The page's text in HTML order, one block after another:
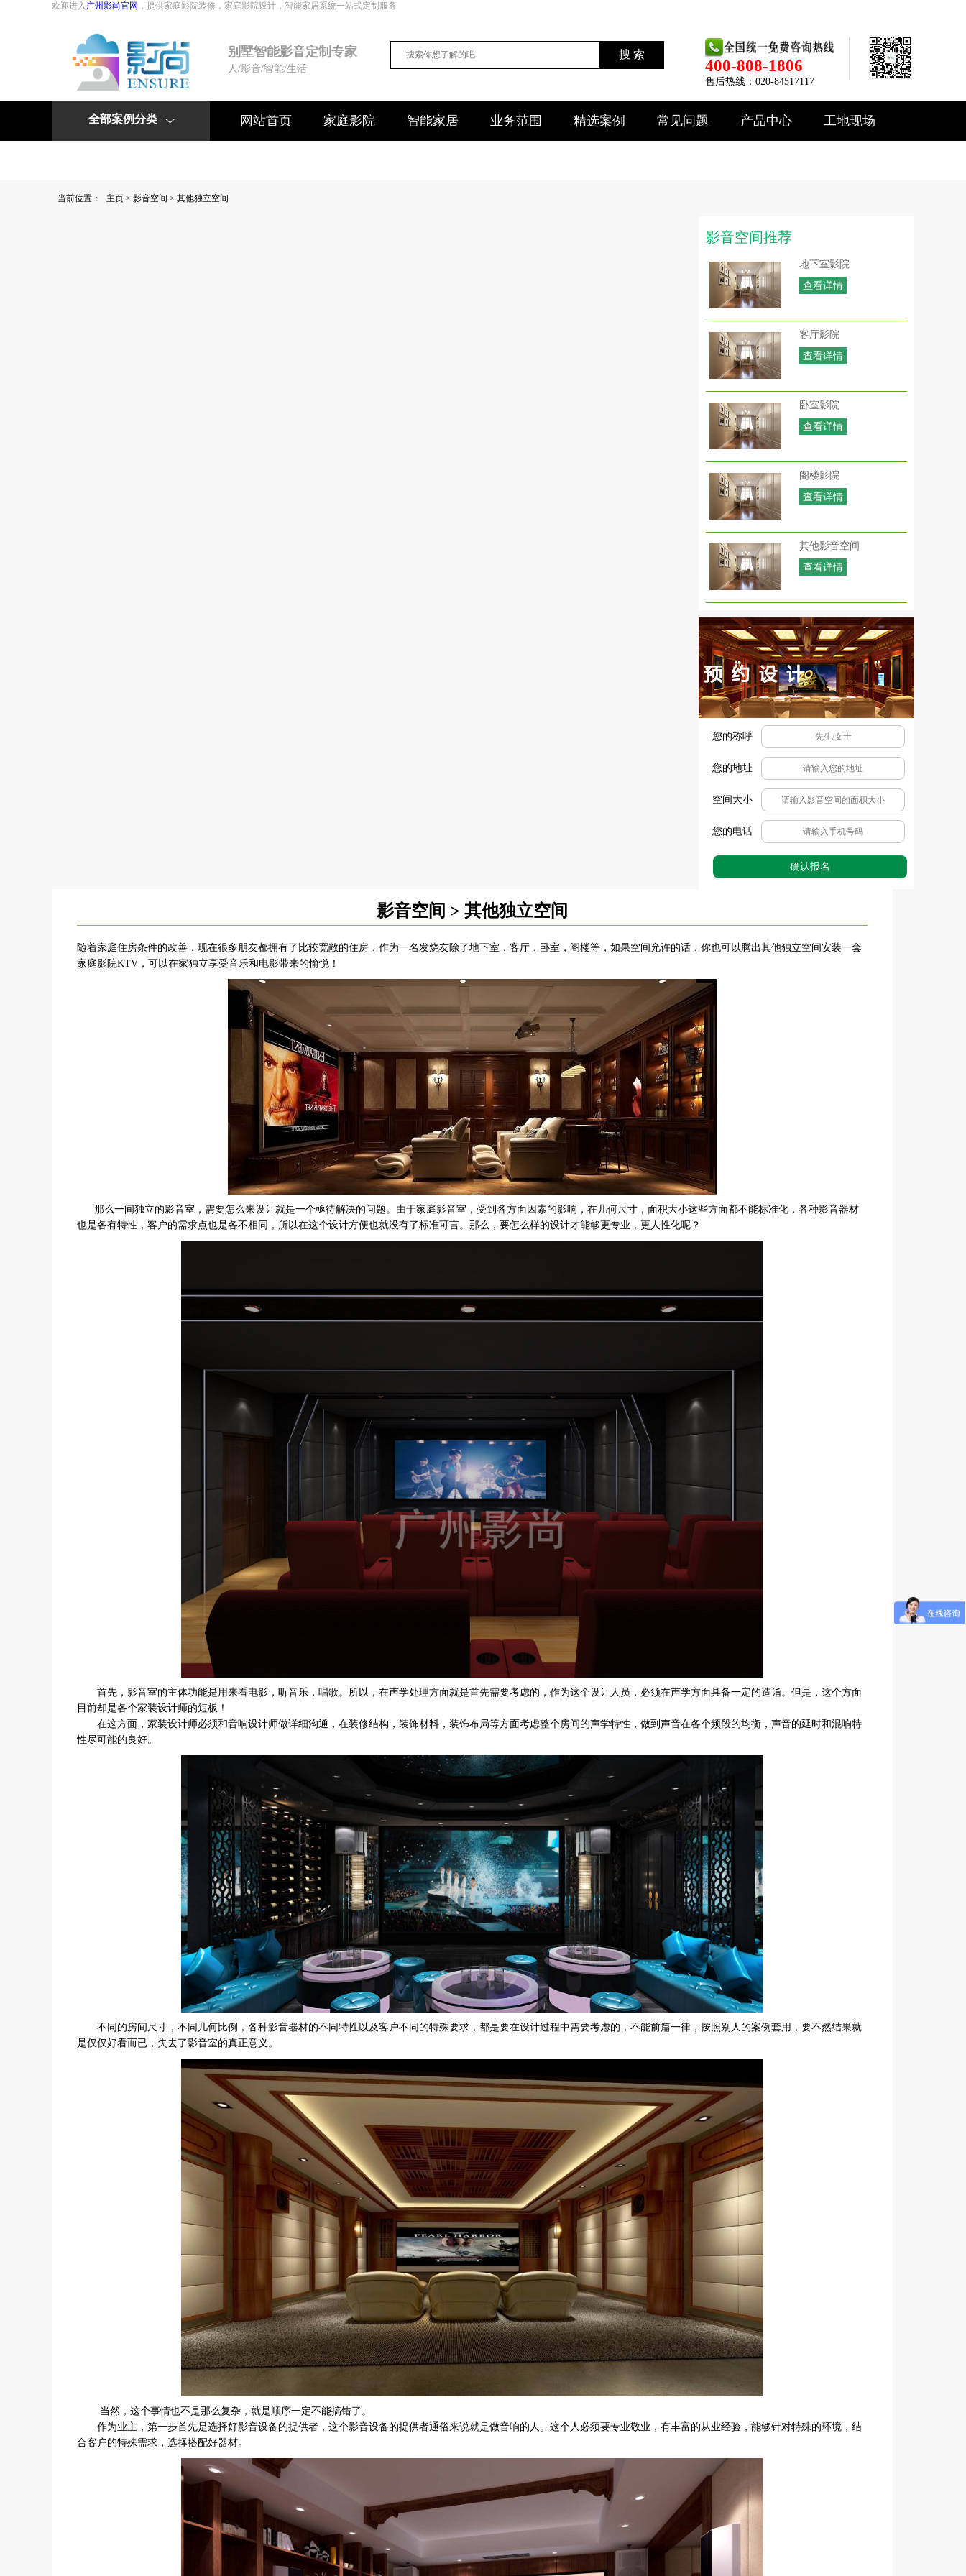
欢迎进入 广州影尚官网 ，提供家庭影院装修，家庭影院设计，智能家居系统一站式定制服务
别墅智能影音定制专家
人/影音/智能/生活 400-808-1806
售后热线：020-84517117
搜 索
全部案例分类  网站首页 家庭影院 智能家居 业务范围 精选案例 常见问题 产品中心 工地现场
当前位置： 主页 > 影音空间 > 其他独立空间
影音空间推荐
地下室影院
查看详情
客厅影院
查看详情
卧室影院
查看详情
阁楼影院
查看详情
其他影音空间
查看详情
您的称呼
您的地址
空间大小
您的电话
确认报名
影音空间 > 其他独立空间
随着家庭住房条件的改善，现在很多朋友都拥有了比较宽敞的住房，作为一名发烧友除了地下室，客厅，卧室，阁楼等，如果空间允许的话，你也可以腾出其他独立空间安装一套
家庭影院KTV，可以在家独立享受音乐和电影带来的愉悦！
那么一间独立的影音室，需要怎么来设计就是一个亟待解决的问题。由于家庭影音室，受到各方面因素的影响，在几何尺寸，面积大小这些方面都不能标准化，各种影音器材
也是各有特性，客户的需求点也是各不相同，所以在这个设计方便也就没有了标准可言。那么，要怎么样的设计才能够更专业，更人性化呢？
首先，影音室的主体功能是用来看电影，听音乐，唱歌。所以，在声学处理方面就是首先需要考虑的，作为这个设计人员，必须在声学方面具备一定的造诣。但是，这个方面
目前却是各个家装设计师的短板！
在这方面，家装设计师必须和音响设计师做详细沟通，在装修结构，装饰材料，装饰布局等方面考虑整个房间的声学特性，做到声音在各个频段的均衡，声音的延时和混响特
性尽可能的良好。
不同的房间尺寸，不同几何比例，各种影音器材的不同特性以及客户不同的特殊要求，都是要在设计过程中需要考虑的，不能前篇一律，按照别人的案例套用，要不然结果就
是仅仅好看而已，失去了影音室的真正意义。
当然，这个事情也不是那么复杂，就是顺序一定不能搞错了。
作为业主，第一步首先是选择好影音设备的提供者，这个影音设备的提供者通俗来说就是做音响的人。这个人必须要专业敬业，有丰富的从业经验，能够针对特殊的环境，结
合客户的特殊需求，选择搭配好器材。